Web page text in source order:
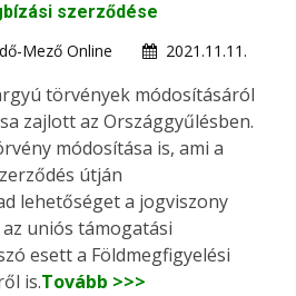
szerződése
Mező Online
2021.11.11.
törvények módosításáról
zajlott az Országgyűlésben.
módosítása is, ami a
útján
lehetőséget a jogviszony
uniós támogatási
esett a Földmegfigyelési
is.Tovább >>>